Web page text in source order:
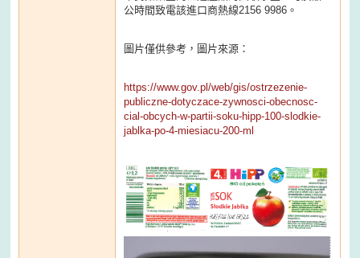
公時間致電該進口商熱線2156 9986。
圖片僅供參考，圖片來源：
https://www.gov.pl/web/gis/ostrzezenie-
publiczne-dotyczace-zywnosci-obecnosc-
cial-obcych-w-partii-soku-hipp-100-slodkie-
jablka-po-4-miesiacu-200-ml